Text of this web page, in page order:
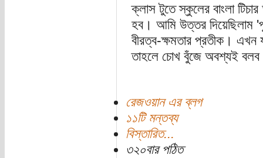
ক্লাস টুতে স্কুলের বাংলা
হব। আমি উত্তর দিয়েছিলাম
বীরত্ব-ক্ষমতার প্রতীক।
তাহলে চোখ বুঁজে অবশ্যই
রেজওয়ান এর ব্লগ
১১টি মন্তব্য
বিস্তারিত...
৩২০বার পঠিত